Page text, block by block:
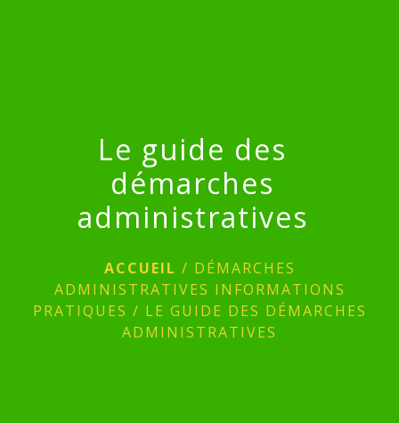
Le guide des
démarches
administratives
ACCUEIL / DÉMARCHES
ADMINISTRATIVES INFORMATIONS
PRATIQUES / LE GUIDE DES DÉMARCHES
ADMINISTRATIVES